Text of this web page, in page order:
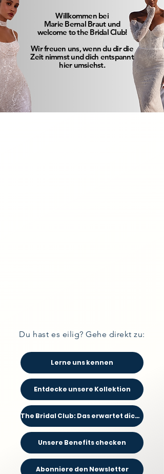
Willkommen bei
Marie Bernal Braut und
welcome to the Bridal Club!
Wir freuen uns, wenn du dir die
Zeit nimmst und dich entspannt
hier umsiehst.
Du hast es eilig?Gehe direkt zu:
Lerne uns kennen
Entdecke unsere Kollektion
The Bridal Club: Das erwartet dich hier
Unsere Benefits checken
Abonniere den Newsletter